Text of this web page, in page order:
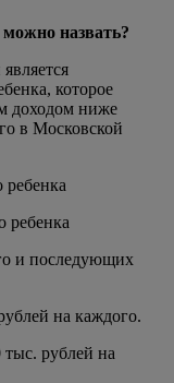
назвать?
которое
доходом ниже
в Московской
и последующих
на каждого.
рублей на